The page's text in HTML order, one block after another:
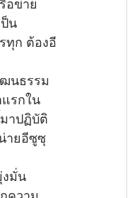
อข่าย
น
ทุก ต้องอี
นธรรม
แรกใน
าปฏิบัติ
ายอีซูซุ
งมั่น